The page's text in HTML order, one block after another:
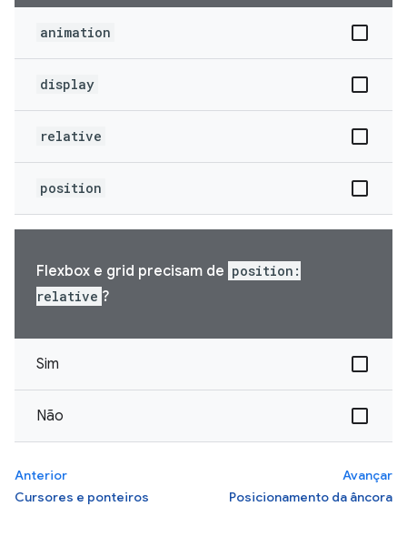
animation
display
relative
position
Flexbox e grid precisam de position:
relative ?
Sim
Não
Anterior
Cursores e ponteiros
Avançar
Posicionamento da âncora